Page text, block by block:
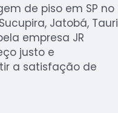
de piso em SP no
Jatobá, Tauri
empresa JR
justo e
a satisfação de